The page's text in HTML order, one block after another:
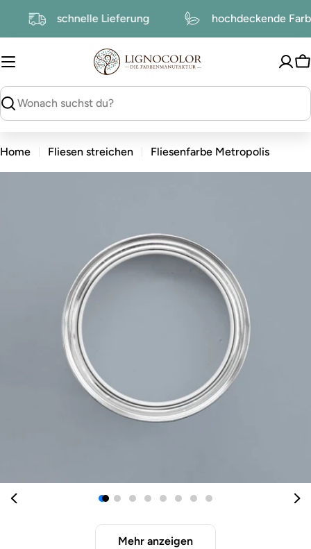
schnelle Lieferung hochdeckende
suchen
Home Fliesen streichen Fliesenfarbe Metropolis
Sie das Medium 0 im Modalformat
Mehr anzeigen